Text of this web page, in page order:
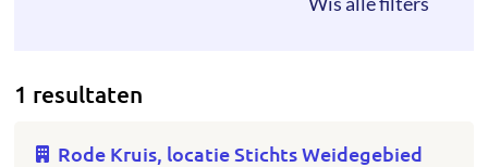
1 resultaten
Rode Kruis, locatie Stichts Weidegebied